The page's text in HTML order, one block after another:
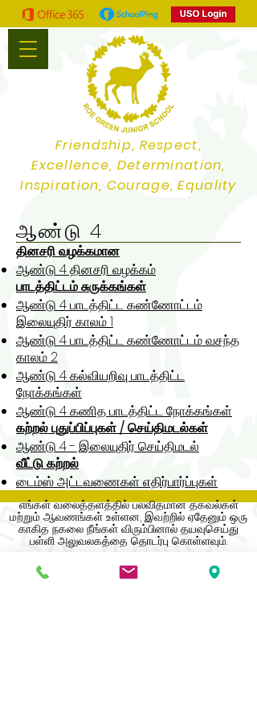
Friendship, Respect,
Excellence, Determination,
Inspiration, Courage, Equality
ஆண்டு 4
தினசரி வழக்கமான
ஆண்டு 4 தினசரி வழக்கம்
பாடத்திட்டம் சுருக்கங்கள்
ஆண்டு 4 பாடத்திட்ட கண்ணோட்டம்
இலையுதிர் காலம் 1
ஆண்டு 4 பாடத்திட்ட கண்ணோட்டம் வசந்த
காலம் 2
ஆண்டு 4 கல்வியறிவு பாடத்திட்ட
நோக்கங்கள்
ஆண்டு 4 கணித பாடத்திட்ட நோக்கங்கள்
கற்றல் புதுப்பிப்புகள் / செய்திமடல்கள்
ஆண்டு 4 - இலையுதிர் செய்திமடல்
வீட்டு கற்றல்
டைம்ஸ் அட்டவணைகள் எதிர்பார்ப்புகள்
எங்கள் வலைத்தளத்தில் பலவிதமான தகவல்கள்
மற்றும் ஆவணங்கள் உள்ளன, இவற்றில் ஏதேனும் ஒரு
காகித நகலை நீங்கள் விரும்பினால் தயவுசெய்து
பள்ளி அலுவலகத்தை தொடர்பு கொள்ளவும்.
Address